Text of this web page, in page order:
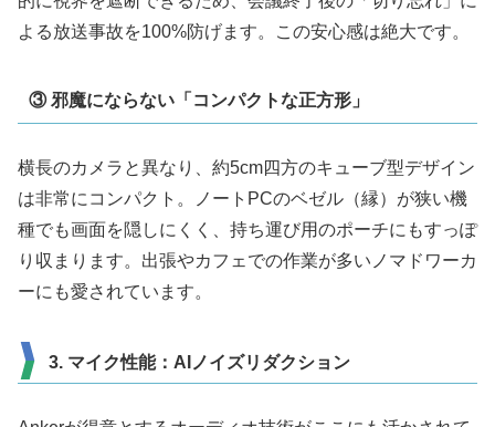
よる放送事故を100%防げます。この安心感は絶大です。
③ 邪魔にならない「コンパクトな正方形」
横長のカメラと異なり、約5cm四方のキューブ型デザイン
は非常にコンパクト。ノートPCのベゼル（縁）が狭い機
種でも画面を隠しにくく、持ち運び用のポーチにもすっぽ
り収まります。出張やカフェでの作業が多いノマドワーカ
ーにも愛されています。
3. マイク性能：AIノイズリダクション